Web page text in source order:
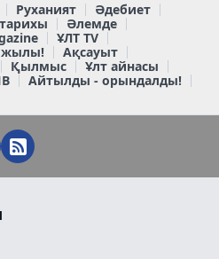
Руханият
Әдебиет
Әлемде
ҰЛТ TV
жылы!
Ақсауыт
Қылмыс
Ұлт айнасы
Айтылды - орындалды!